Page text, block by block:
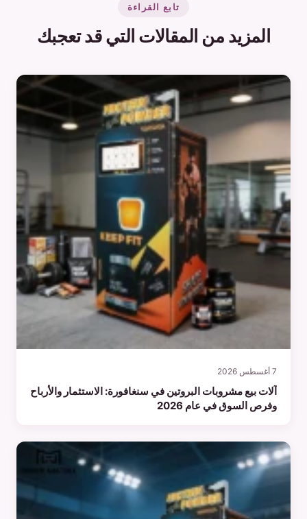
تابع القراءة
المزيد من المقالات التي قد تعجبك
7 أغسطس 2026
آلات بيع مشروبات البروتين في سنغافورة: الاستثمار والأرباح
وفرص السوق في عام 2026